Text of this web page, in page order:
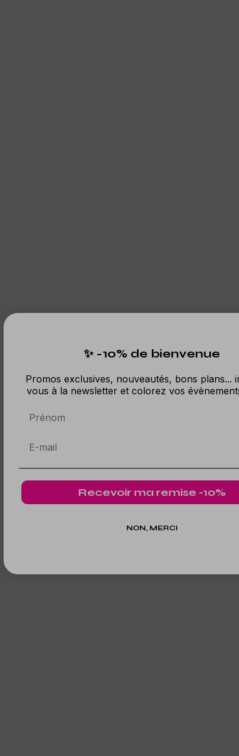
✨ -10% de bienvenue
Promos exclusives, nouveautés, bons plans...
vous à la newsletter et colorez vos
Prénom
Recevoir ma remise -10%
NON, MERCI